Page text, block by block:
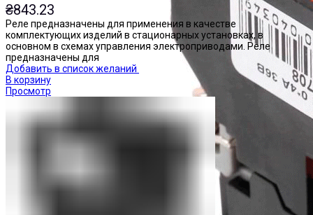
₴843.23
Реле предназначены для применения в качестве
комплектующих изделий в стационарных установках, в
основном в схемах управления электроприводами. Реле
предназначены для
Добавить в список желаний
В корзину
Просмотр